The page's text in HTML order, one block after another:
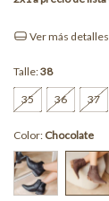
Ver más detalles
Talle:38
35 36 37
Color: Chocolate